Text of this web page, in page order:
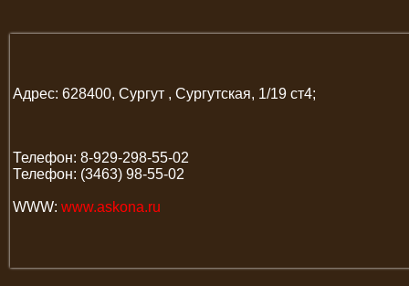
Адрес: 628400, Сургут , Сургутская, 1/19 ст4;
Телефон: 8-929-298-55-02
Телефон: (3463) 98-55-02
WWW: www.askona.ru